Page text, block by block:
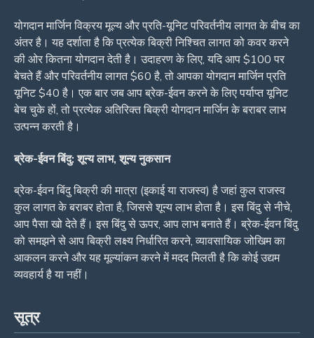
योगदान मार्जिन विक्रय मूल्य और प्रति-यूनिट परिवर्तनीय लागत के बीच का
अंतर है। यह दर्शाता है कि प्रत्येक बिक्री निश्चित लागत को कवर करने
की ओर कितना योगदान देती है। उदाहरण के लिए, यदि आप $100 पर
बेचते हैं और परिवर्तनीय लागत $60 है, तो आपका योगदान मार्जिन प्रति
यूनिट $40 है। एक बार जब आप ब्रेक-ईवन करने के लिए पर्याप्त यूनिट
बेच चुके हों, तो प्रत्येक अतिरिक्त बिक्री योगदान मार्जिन के बराबर लाभ
उत्पन्न करती है।
ब्रेक-ईवन बिंदु: शून्य लाभ, शून्य नुकसान
ब्रेक-ईवन बिंदु बिक्री की मात्रा (इकाई या राजस्व) है जहां कुल राजस्व
कुल लागत के बराबर होता है, जिससे शून्य लाभ होता है। इस बिंदु से नीचे,
आप पैसा खो देते हैं। इस बिंदु से ऊपर, आप लाभ बनाते हैं। ब्रेक-ईवन बिंदु
को समझने से आप बिक्री लक्ष्य निर्धारित करने, व्यावसायिक जोखिम का
आकलन करने और यह मूल्यांकन करने में मदद मिलती है कि कोई उद्यम
व्यवहार्य है या नहीं।
सूत्र